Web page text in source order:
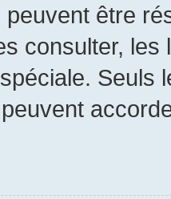
être
consulter,
Seuls